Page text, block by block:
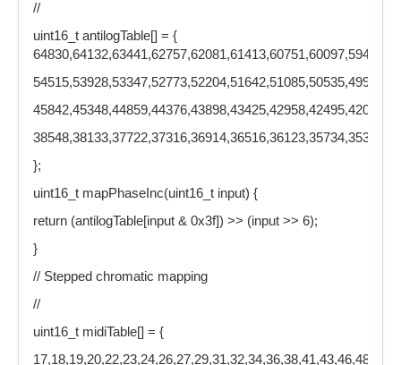
//
uint16_t antilogTable[] = {
};
uint16_t mapPhaseInc(uint16_t input) {
return (antilogTable[input & 0x3f]) >> (input >> 6);
}
// Stepped chromatic mapping
//
uint16_t midiTable[] = {